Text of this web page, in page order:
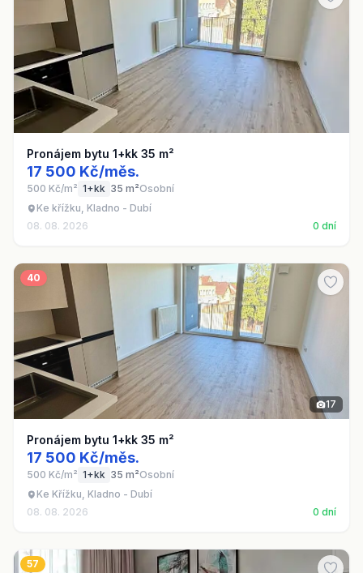
Pronájem bytu 1+kk 35 m²
17 500 Kč/měs.
500 Kč/m² 1+kk 35 m²Osobní
Ke křížku, Kladno - Dubí
08. 08. 2026
0 dní
40
17
Pronájem bytu 1+kk 35 m²
17 500 Kč/měs.
500 Kč/m² 1+kk 35 m²Osobní
Ke Křížku, Kladno - Dubí
08. 08. 2026
0 dní
57